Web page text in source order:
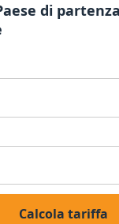
di
Calcola tariffa